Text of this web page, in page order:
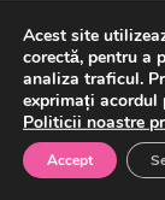
SAMEDAY
achiziție a
Acest site
corectă, pentru a
analiza traficul.
exprimați
Politicii noastre
Accept